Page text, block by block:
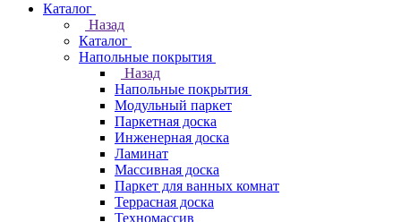
Каталог
Назад
Каталог
Напольные покрытия
Назад
Напольные покрытия
Модульный паркет
Паркетная доска
Инженерная доска
Ламинат
Массивная доска
Паркет для ванных комнат
Террасная доска
Техномассив